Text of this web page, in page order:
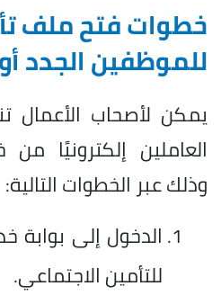
خطوات فتح ملف
للموظفين الجدد
يمكن لأصحاب الأعمال
العاملين إلكترونيًا
وذلك عبر الخطوات التالية:
الدخول إلى بوابة
للتأمين الاجتماعي.